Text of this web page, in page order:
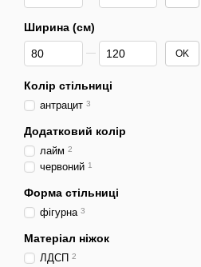
Ширина (см)
Від Ширина (см)
До Ширина (см) OK
Колір стільниці
антрацит 3
Додатковий колір
лайм 2
червоний 1
Форма стільниці
фігурна 3
Матеріал ніжок
ЛДСП 2